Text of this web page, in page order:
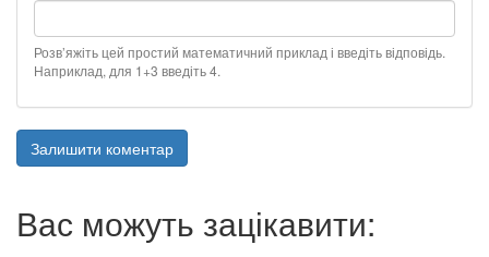
Розв’яжіть цей простий математичний приклад і введіть відповідь.
Наприклад, для 1+3 введіть 4.
Залишити коментар
Вас можуть зацікавити: